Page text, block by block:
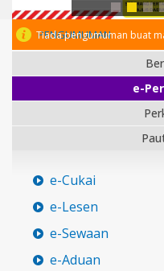
PENGUMUMAN
Tiada pengumuman buat
e-
e-Cukai
e-Lesen
e-Sewaan
e-Aduan